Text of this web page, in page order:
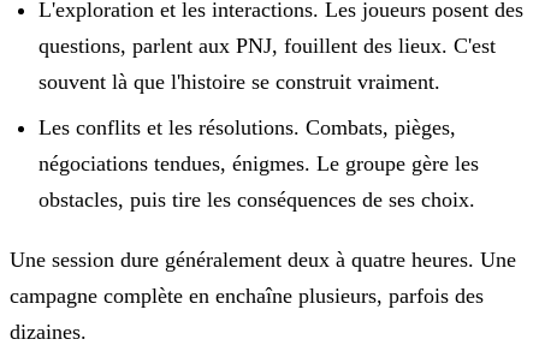
L'exploration et les interactions. Les joueurs posent des
questions, parlent aux PNJ, fouillent des lieux. C'est
souvent là que l'histoire se construit vraiment.
Les conflits et les résolutions. Combats, pièges,
négociations tendues, énigmes. Le groupe gère les
obstacles, puis tire les conséquences de ses choix.
Une session dure généralement deux à quatre heures. Une
campagne complète en enchaîne plusieurs, parfois des
dizaines.